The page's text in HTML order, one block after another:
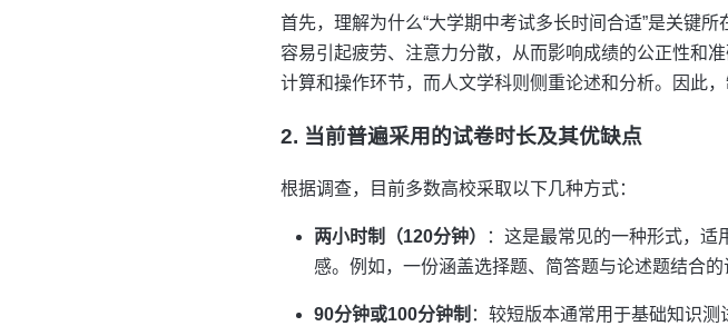
首先，理解为什么“大学期中考试多长时间合适”是关键
容易引起疲劳、注意力分散，从而影响成绩的公正性和
计算和操作环节，而人文学科则侧重论述和分析。因此
2. 当前普遍采用的试卷时长及其优缺点
根据调查，目前多数高校采取以下几种方式：
两小时制（120分钟）
：这是最常见的一种形式，
感。例如，一份涵盖选择题、简答题与论述题结合
90分钟或100分钟制 ：较短版本通常用于基础知识测